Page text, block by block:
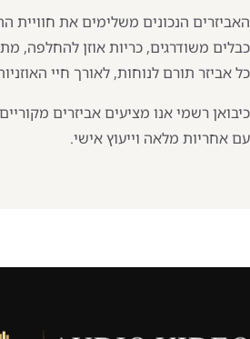
האביזרים הנכונים משלימים את חוויית
כבלים משודרגים, כריות אוזן להחלפה,
כל אביזר תורם לנוחות, לאורך חיי
כיבואן רשמי אנו מציעים אביזרים
עם אחריות מלאה וייעוץ אישי.